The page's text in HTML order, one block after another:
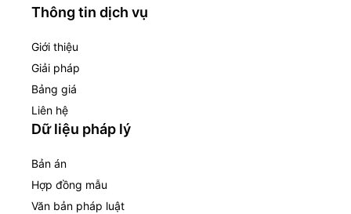
Thông tin dịch vụ
Giới thiệu
Giải pháp
Bảng giá
Liên hệ
Dữ liệu pháp lý
Bản án
Hợp đồng mẫu
Văn bản pháp luật